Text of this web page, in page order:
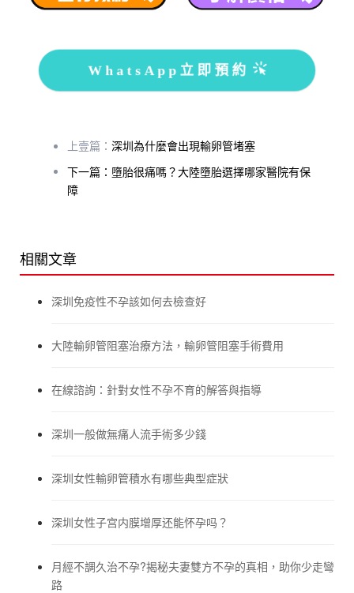
WhatsApp立即預約
上壹篇： 深圳為什麼會出現輸卵管堵塞
下一篇：墮胎很痛嗎？大陸墮胎選擇哪家醫院有保
障
相關文章
深圳免疫性不孕該如何去檢查好
大陸輸卵管阻塞治療方法，輸卵管阻塞手術費用
在線諮詢：針對女性不孕不育的解答與指導
深圳一般做無痛人流手術多少錢
深圳女性輸卵管積水有哪些典型症狀
深圳女性子宫内膜增厚还能怀孕吗？
月經不調久治不孕?揭秘夫妻雙方不孕的真相，助你少走彎
路